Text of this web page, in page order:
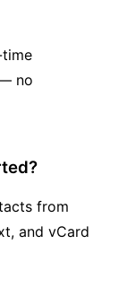
no
from
and vCard